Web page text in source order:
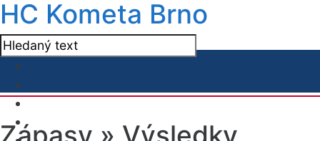
HC Kometa Brno